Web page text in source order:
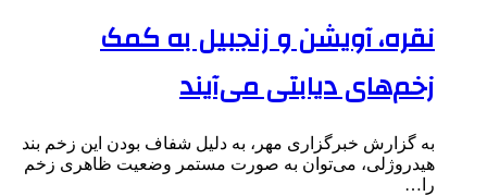
نقره، آویشن و زنجبیل به کمک
زخم‌های دیابتی می‌آیند
به گزارش خبرگزاری مهر، به دلیل شفاف بودن این زخم بند
هیدروژلی، می‌توان به صورت مستمر وضعیت ظاهری زخم
را…